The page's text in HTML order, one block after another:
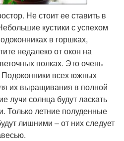
Не стоит ее ставить в
кустики с успехом
в горшках,
недалеко от окон на
полках. Это очень
всех южных
их выращивания в полной
лучи солнца будут ласкать
Только летние полуденные
лишними – от них следует